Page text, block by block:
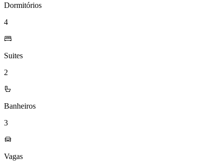
Dormitórios
4
Suites
2
Banheiros
3
Vagas